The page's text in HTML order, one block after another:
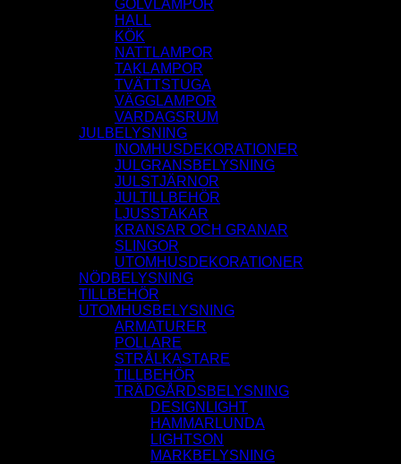
GOLVLAMPOR
HALL
KÖK
NATTLAMPOR
TAKLAMPOR
TVÄTTSTUGA
VÄGGLAMPOR
VARDAGSRUM
JULBELYSNING
INOMHUSDEKORATIONER
JULGRANSBELYSNING
JULSTJÄRNOR
JULTILLBEHÖR
LJUSSTAKAR
KRANSAR OCH GRANAR
SLINGOR
UTOMHUSDEKORATIONER
NÖDBELYSNING
TILLBEHÖR
UTOMHUSBELYSNING
ARMATURER
POLLARE
STRÅLKASTARE
TILLBEHÖR
TRÄDGÅRDSBELYSNING
DESIGNLIGHT
HAMMARLUNDA
LIGHTSON
MARKBELYSNING